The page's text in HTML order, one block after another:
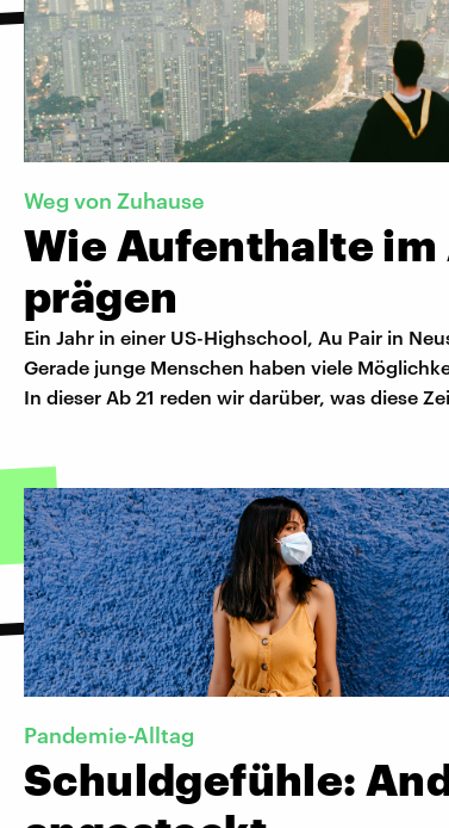
Weg von Zuhause
Wie Aufenthalte im
prägen
Ein Jahr in einer US-Highschool, Au Pair in
Gerade junge Menschen haben viele
In dieser Ab 21 reden wir darüber, was diese
Pandemie-Alltag
Schuldgefühle: